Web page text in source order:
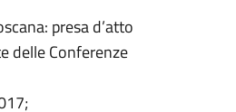
presa d’atto
delle Conferenze